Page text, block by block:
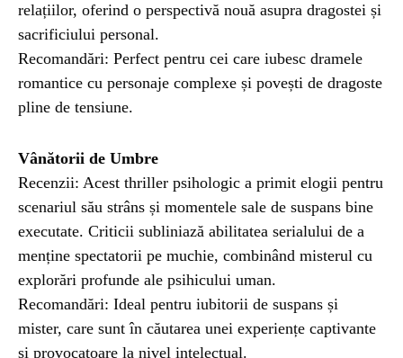
relațiilor, oferind o perspectivă nouă asupra dragostei și
sacrificiului personal.
Recomandări: Perfect pentru cei care iubesc dramele
romantice cu personaje complexe și povești de dragoste
pline de tensiune.
Vânătorii de Umbre
Recenzii: Acest thriller psihologic a primit elogii pentru
scenariul său strâns și momentele sale de suspans bine
executate. Criticii subliniază abilitatea serialului de a
menține spectatorii pe muchie, combinând misterul cu
explorări profunde ale psihicului uman.
Recomandări: Ideal pentru iubitorii de suspans și
mister, care sunt în căutarea unei experiențe captivante
și provocatoare la nivel intelectual.